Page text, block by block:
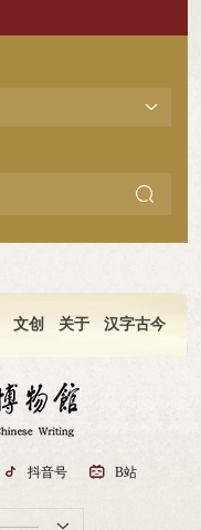
全包，家长放心“甩娃”。3.报
61994. 团购优惠：三人成

文创 关于 汉字古今

 抖音号  B站